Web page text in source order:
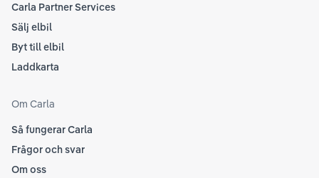
Carla Partner Services
Sälj elbil
Byt till elbil
Laddkarta
Om Carla
Så fungerar Carla
Frågor och svar
Om oss